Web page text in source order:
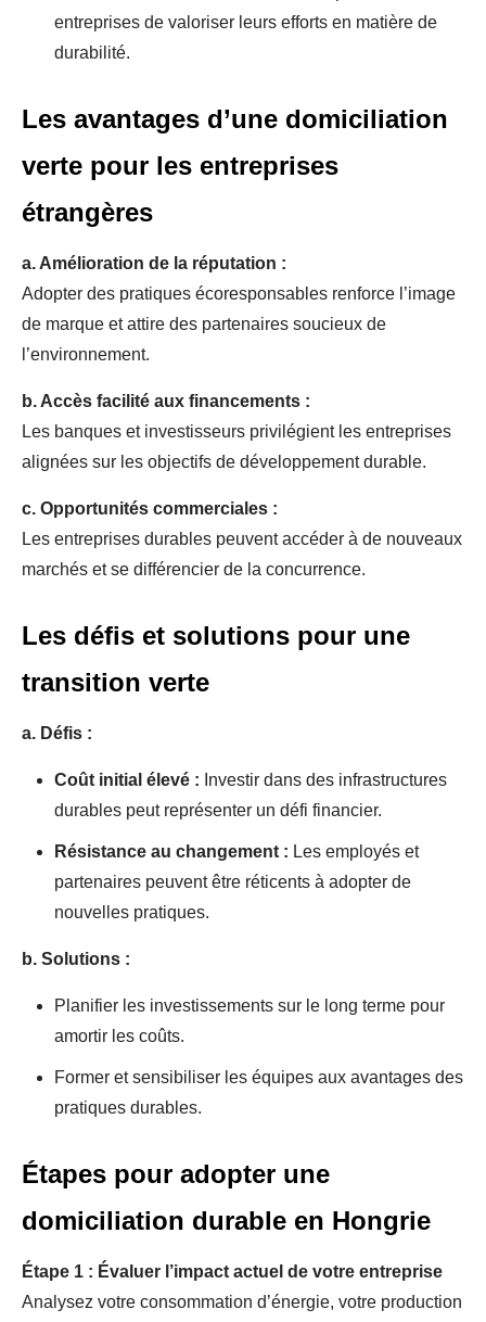
entreprises de valoriser leurs efforts en matière de
durabilité.
Les avantages d’une domiciliation
verte pour les entreprises
étrangères
a. Amélioration de la réputation :
Adopter des pratiques écoresponsables renforce l’image
de marque et attire des partenaires soucieux de
l’environnement.
b. Accès facilité aux financements :
Les banques et investisseurs privilégient les entreprises
alignées sur les objectifs de développement durable.
c. Opportunités commerciales :
Les entreprises durables peuvent accéder à de nouveaux
marchés et se différencier de la concurrence.
Les défis et solutions pour une
transition verte
a. Défis :
Coût initial élevé : Investir dans des infrastructures
durables peut représenter un défi financier.
Résistance au changement : Les employés et
partenaires peuvent être réticents à adopter de
nouvelles pratiques.
b. Solutions :
Planifier les investissements sur le long terme pour
amortir les coûts.
Former et sensibiliser les équipes aux avantages des
pratiques durables.
Étapes pour adopter une
domiciliation durable en Hongrie
Étape 1 : Évaluer l’impact actuel de votre entreprise
Analysez votre consommation d’énergie, votre production